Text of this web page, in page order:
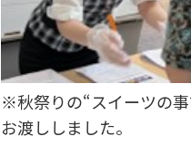
※秋祭りの“スイーツの
お渡ししました。